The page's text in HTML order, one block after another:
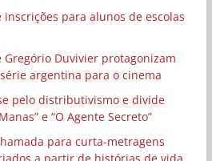
inscrições para alunos de escolas
Duvivier protagonizam
argentina para o cinema
pelo distributivismo e divide
e “O Agente Secreto”
para curta-metragens